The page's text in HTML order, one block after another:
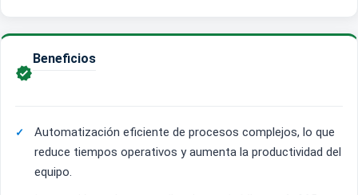

Beneficios
Automatización eficiente de procesos complejos, lo que
reduce tiempos operativos y aumenta la productividad del
equipo.